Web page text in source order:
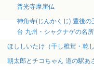
普光寺摩崖仏
神角寺(じんかくじ) 豊後
台 九州・シャクナゲの名所
ほししいたけ（干し椎茸・乾
朝太郎とチコちゃん 道の駅あ